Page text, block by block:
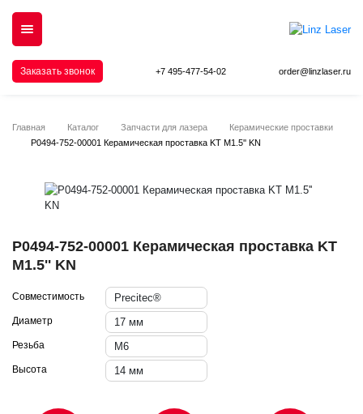
Заказать звонок +7 495-477-54-02 order@linzlaser.ru
Главная Каталог Запчасти для лазера
Керамические проставки
P0494-752-00001 Керамическая проставка KT M1.5'' KN
P0494-752-00001 Керамическая проставка KT
M1.5'' KN
Совместимость Precitec®
Диаметр 17 мм
Резьба М6
Высота 14 мм